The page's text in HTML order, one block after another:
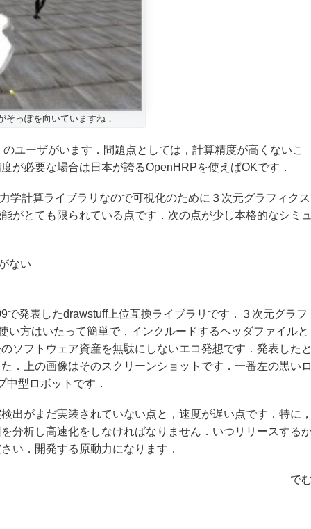
っぽを向いていますね．
ユーザがいます．問題点としては，計算精度が高くないこ
が必要な場合は日本が誇るOpenHRPを使えばOKです．
学計算ライブラリなので可視化のために３次元グラフィクス
がとても限られている点です．次の点が少し本格的なシミュ
ない
発表したdrawstuff上位互換ライブラリです．３次元グラフ
い方はいたって簡単で，インクルードするヘッダファイルと
ソフトウェア資産を無駄にしないエコ発想です．発表したと
．上の画像はそのスクリーンショットです．一番左の黒いロ
型ロボットです．
出がまだ実装されていない点と，速度が遅い点です．特に，
分析し高速化をしなければなりません．いつリリースする
い．開発する原動力になります．
でむ